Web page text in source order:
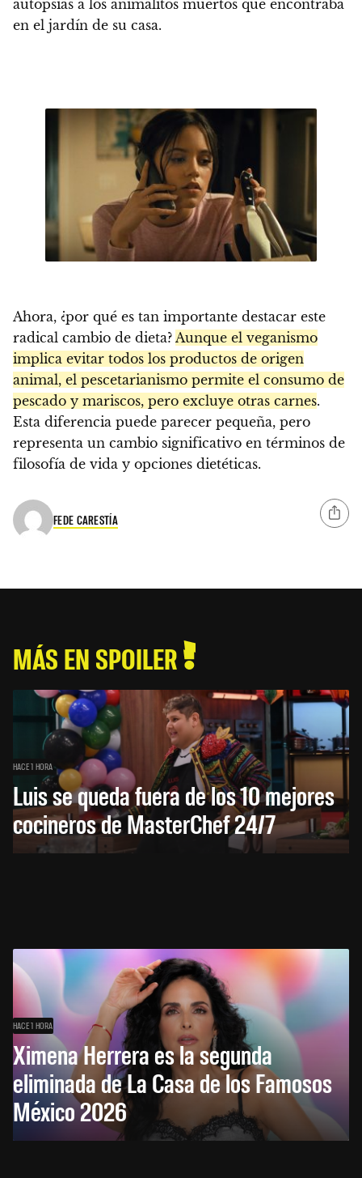
autopsias a los animalitos muertos que encontraba
en el jardín de su casa.
Ahora, ¿por qué es tan importante destacar este
radical cambio de dieta? Aunque el veganismo
implica evitar todos los productos de origen
animal, el pescetarianismo permite el consumo de
pescado y mariscos, pero excluye otras carnes.
Esta diferencia puede parecer pequeña, pero
representa un cambio significativo en términos de
filosofía de vida y opciones dietéticas.
FEDE CARESTÍA
MÁS EN SPOILER
HACE 1 HORA
Luis se queda fuera de los 10 mejores
cocineros de MasterChef 24/7
HACE 1 HORA
Ximena Herrera es la segunda
eliminada de La Casa de los Famosos
México 2026